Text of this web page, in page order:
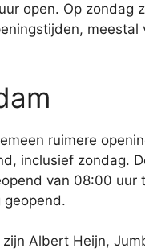
open. Op zondag
meestal
ruimere
inclusief zondag.
van 08:00 uur
geopend.
Albert Heijn,